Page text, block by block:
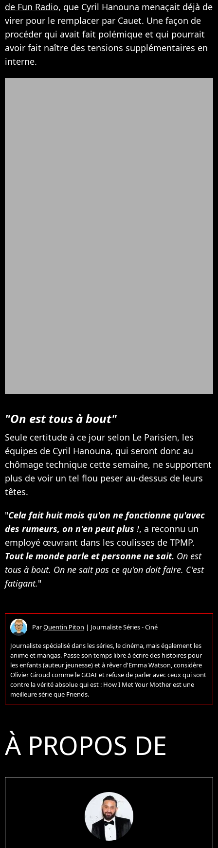
de Fun Radio, que Cyril Hanouna menaçait déjà de
virer pour le remplacer par Cauet. Une façon de
procéder qui avait fait polémique et qui pourrait
avoir fait naître des tensions supplémentaires en
interne.
"On est tous à bout"
Seule certitude à ce jour selon Le Parisien, les
équipes de Cyril Hanouna, qui seront donc au
chômage technique cette semaine, ne supportent
plus de voir un tel flou peser au-dessus de leurs
têtes.
"Cela fait huit mois qu'on ne fonctionne qu'avec
des rumeurs, on n'en peut plus !, a reconnu un
employé œuvrant dans les coulisses de TPMP.
Tout le monde parle et personne ne sait. On est
tous à bout. On ne sait pas ce qu'on doit faire. C'est
fatigant."
ParQuentin Piton | Journaliste Séries - Ciné
Journaliste spécialisé dans les séries, le cinéma, mais également les
anime et mangas. Passe son temps libre à écrire des histoires pour
les enfants (auteur jeunesse) et à rêver d'Emma Watson, considère
Olivier Giroud comme le GOAT et refuse de parler avec ceux qui sont
contre la vérité absolue qui est : How I Met Your Mother est une
meilleure série que Friends.
À PROPOS DE